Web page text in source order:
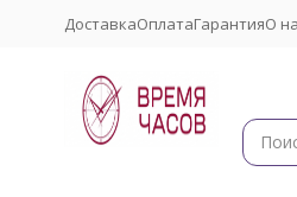
ДоставкаОплатаГарантияО